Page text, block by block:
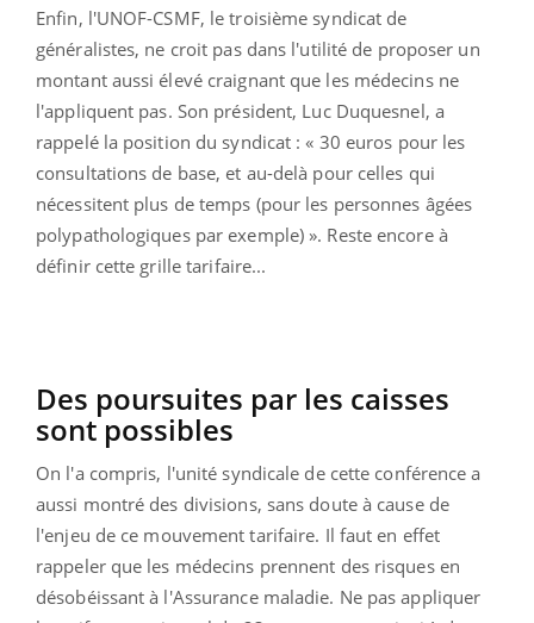
Enfin, l'UNOF-CSMF, le troisième syndicat de
généralistes, ne croit pas dans l'utilité de proposer un
montant aussi élevé craignant que les médecins ne
l'appliquent pas. Son président, Luc Duquesnel, a
rappelé la position du syndicat : « 30 euros pour les
consultations de base, et au-delà pour celles qui
nécessitent plus de temps (pour les personnes âgées
polypathologiques par exemple) ». Reste encore à
définir cette grille tarifaire...
Des poursuites par les caisses
sont possibles
On l'a compris, l'unité syndicale de cette conférence a
aussi montré des divisions, sans doute à cause de
l'enjeu de ce mouvement tarifaire. Il faut en effet
rappeler que les médecins prennent des risques en
désobéissant à l'Assurance maladie. Ne pas appliquer